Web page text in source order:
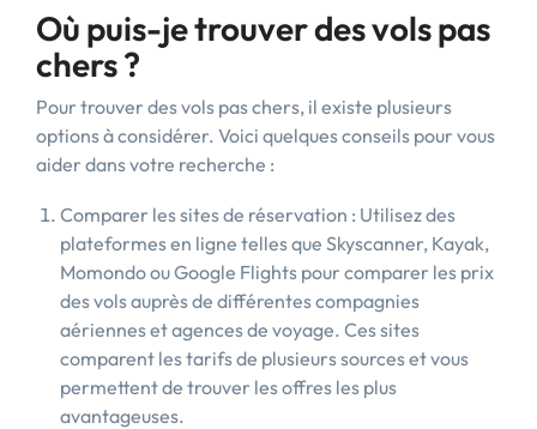
Où puis-je trouver des vols pas
chers ?
Pour trouver des vols pas chers, il existe plusieurs
options à considérer. Voici quelques conseils pour vous
aider dans votre recherche :
Comparer les sites de réservation : Utilisez des
plateformes en ligne telles que Skyscanner, Kayak,
Momondo ou Google Flights pour comparer les prix
des vols auprès de différentes compagnies
aériennes et agences de voyage. Ces sites
comparent les tarifs de plusieurs sources et vous
permettent de trouver les offres les plus
avantageuses.